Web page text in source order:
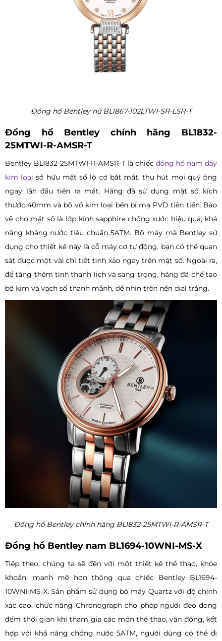
Đồng hồ Bentley nữ BL1867-102LTWI-SR-LSR-T
Đồng hồ Bentley chính hãng BL1832-
25MTWI-R-AMSR-T
Bentley BL1832-25MTWI-R-AMSR-T là chiếc đồng hồ nam dây
kim loại sở hữu mặt số lộ cơ bắt mắt, thu hút mọi quý ông
ngay lần đầu tiên ra mắt. Hãng đã sử dụng mặt số kích
thước 40mm và bộ vỏ kim loại bền bỉ mạ PVD tiên tiến. Bảo
vệ cho mặt số là lớp kính sapphire chống xước hiệu quả, khả
năng kháng nước tiêu chuẩn 5ATM. Bộ máy mà Bentley sử
dụng cho thiết kế này là cỗ máy cơ tự động, bạn có thể quan
sát được một vài chi tiết tinh xảo ngay trên mặt số. Ngoài ra,
để tăng thêm tính thanh lịch và sang trọng, hãng đã chế tạo
bộ kim và vạch số thanh mảnh, dễ nhìn trên nền dial trắng.
Đồng hồ Bentley chính hãng BL1832-25MTWI-R-AMSR-T
Đồng hồ Bentley nam BL1694-10WNI-MS-X
Tiếp theo, chúng ta sẽ đến với một thiết kế thể thao, khỏe
khoắn, mạnh mẽ hơn thông qua chiếc Bentley BL1694-
10WNI-MS-X. Sản phẩm sử dụng bộ máy Quartz với độ chính
xác cao, chức năng Chronograph cho phép người đeo đong
đếm thời gian khi tham gia các môn thể thao, vận động, kết
hợp với khả năng chống nước 5ATM, người dùng có thể đi